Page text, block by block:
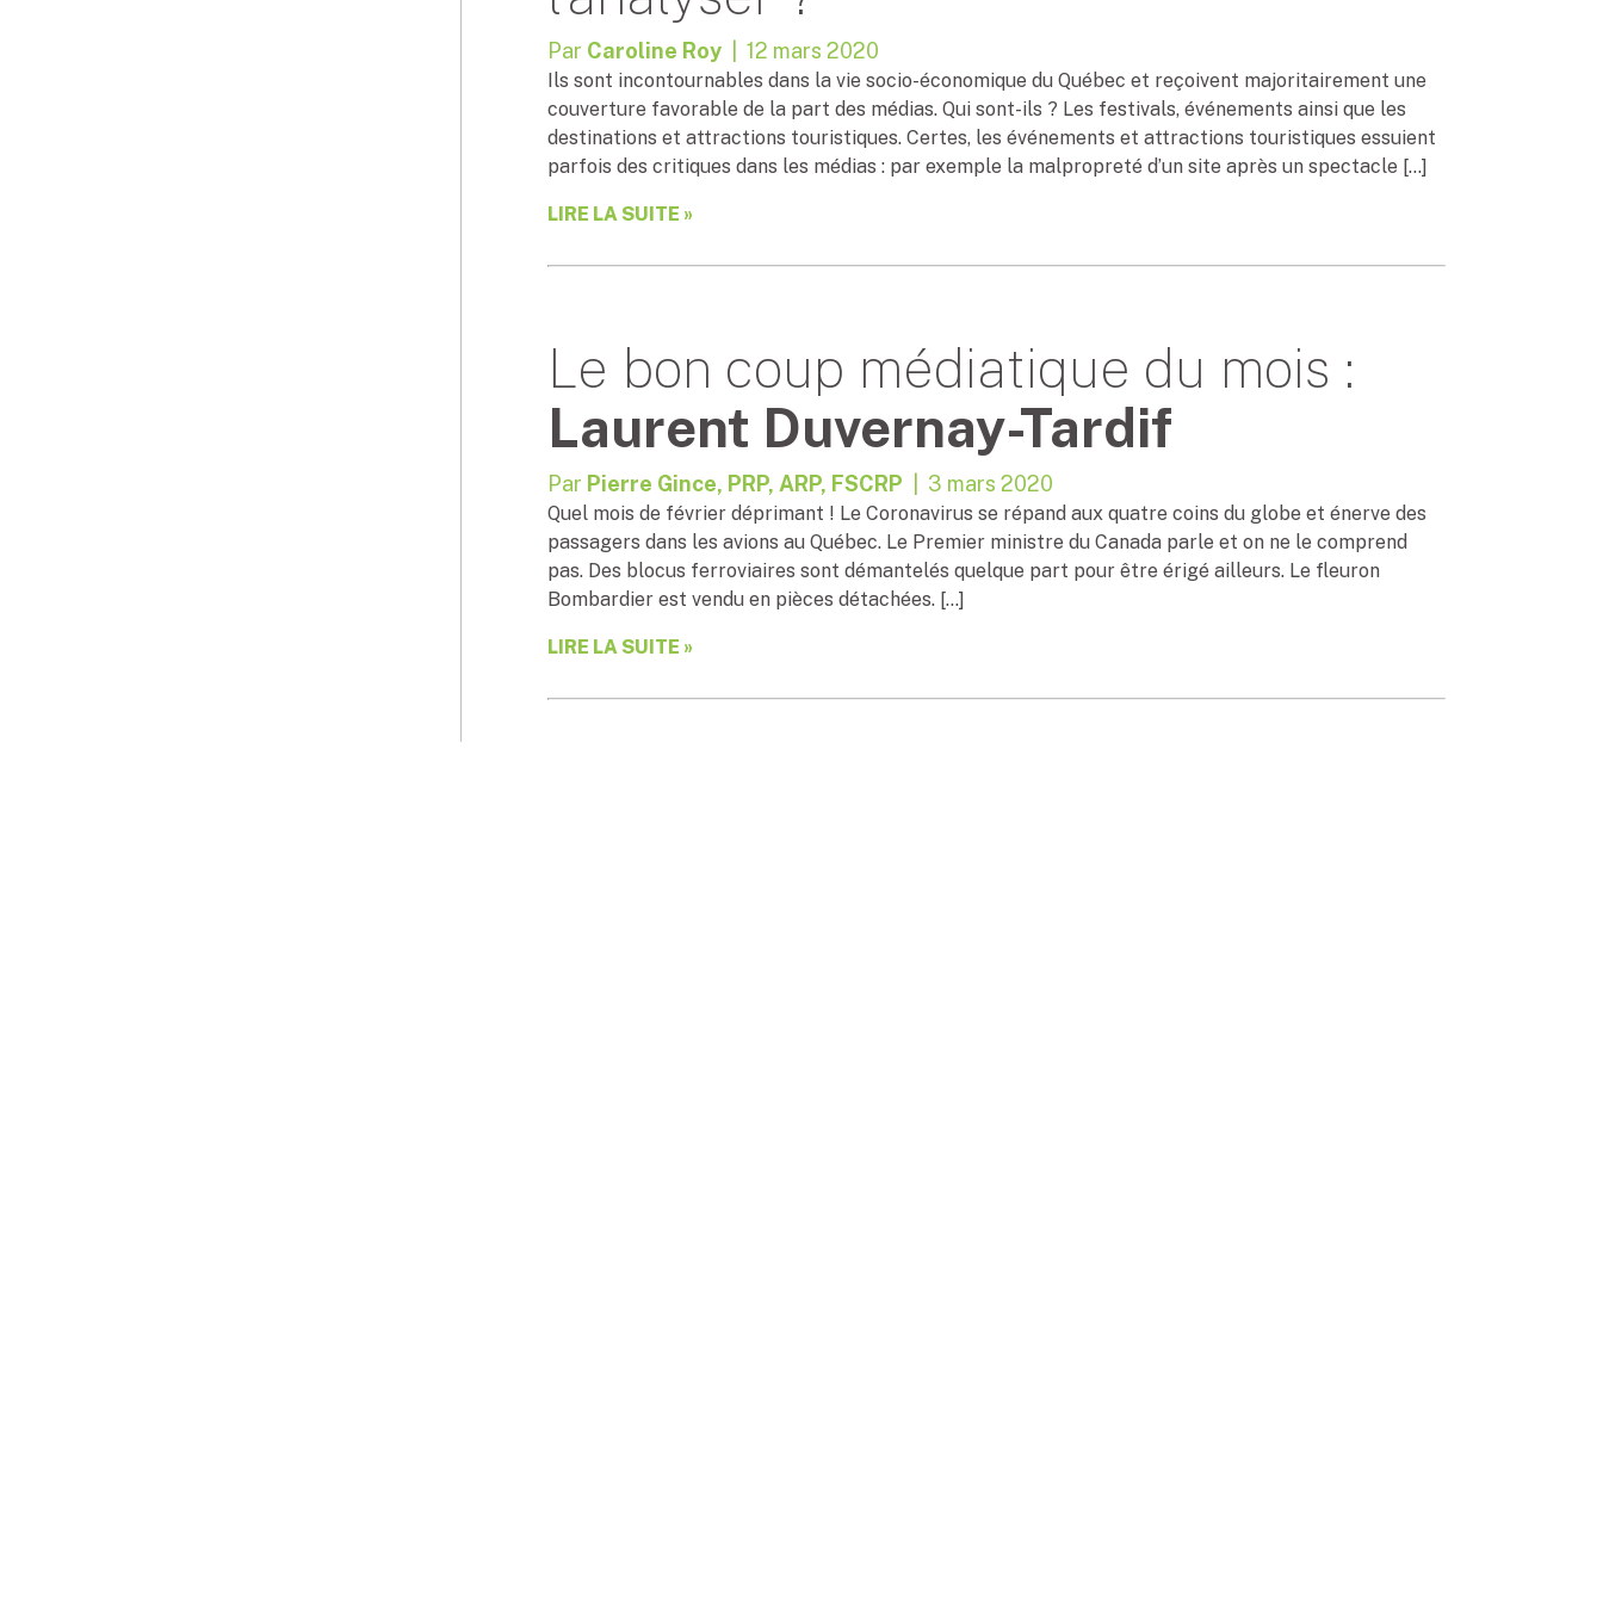
Par Caroline Roy | 12 mars 2020
Ils sont incontournables dans la vie socio-économique du Québec et reçoivent majoritairement une
couverture favorable de la part des médias. Qui sont-ils ? Les festivals, événements ainsi que les
destinations et attractions touristiques. Certes, les événements et attractions touristiques essuient
parfois des critiques dans les médias : par exemple la malpropreté d’un site après un spectacle […]
LIRE LA SUITE »
Le bon coup médiatique du mois :
Laurent Duvernay-Tardif
Par Pierre Gince, PRP, ARP, FSCRP | 3 mars 2020
Quel mois de février déprimant ! Le Coronavirus se répand aux quatre coins du globe et énerve des
passagers dans les avions au Québec. Le Premier ministre du Canada parle et on ne le comprend
pas. Des blocus ferroviaires sont démantelés quelque part pour être érigé ailleurs. Le fleuron
Bombardier est vendu en pièces détachées. […]
LIRE LA SUITE »